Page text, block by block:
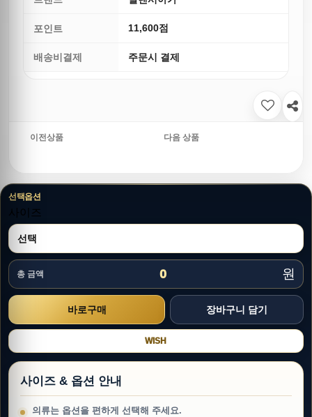
포인트 11,600점
배송비결제 주문시 결제
이전상품 다음 상품
선택옵션
사이즈
총 금액 0 원
WISH
사이즈 & 옵션 안내
의류는 옵션을 편하게 선택해 주세요.